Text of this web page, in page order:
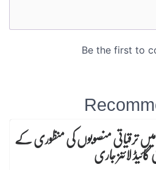
ترقیاتی منصوبوں کی منظوری کے
لائنز جاری